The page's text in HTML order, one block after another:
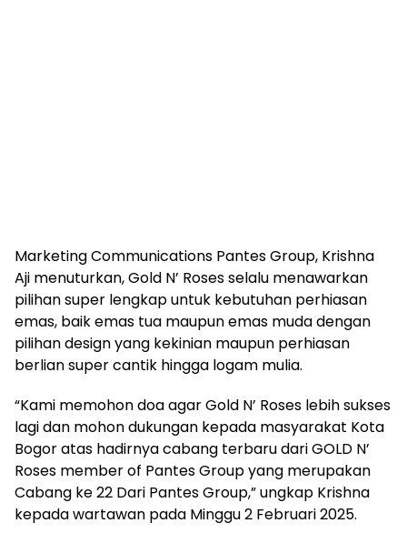
Marketing Communications Pantes Group, Krishna
Aji menuturkan, Gold N’ Roses selalu menawarkan
pilihan super lengkap untuk kebutuhan perhiasan
emas, baik emas tua maupun emas muda dengan
pilihan design yang kekinian maupun perhiasan
berlian super cantik hingga logam mulia.
“Kami memohon doa agar Gold N’ Roses lebih sukses
lagi dan mohon dukungan kepada masyarakat Kota
Bogor atas hadirnya cabang terbaru dari GOLD N’
Roses member of Pantes Group yang merupakan
Cabang ke 22 Dari Pantes Group,” ungkap Krishna
kepada wartawan pada Minggu 2 Februari 2025.